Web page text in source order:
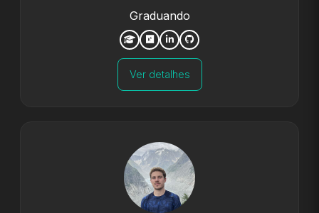
Graduando
Ver detalhes